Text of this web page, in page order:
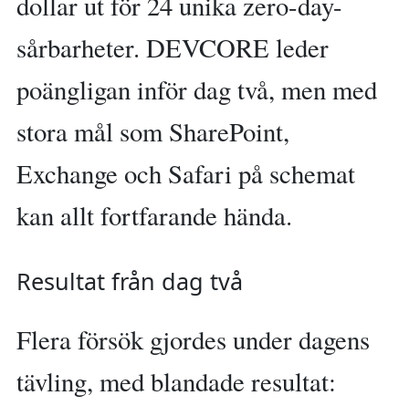
sårbarheter. DEVCORE leder
poängligan inför dag två, men med
stora mål som SharePoint,
Exchange och Safari på schemat
kan allt fortfarande hända.
Resultat från dag två
Flera försök gjordes under dagens
tävling, med blandade resultat: